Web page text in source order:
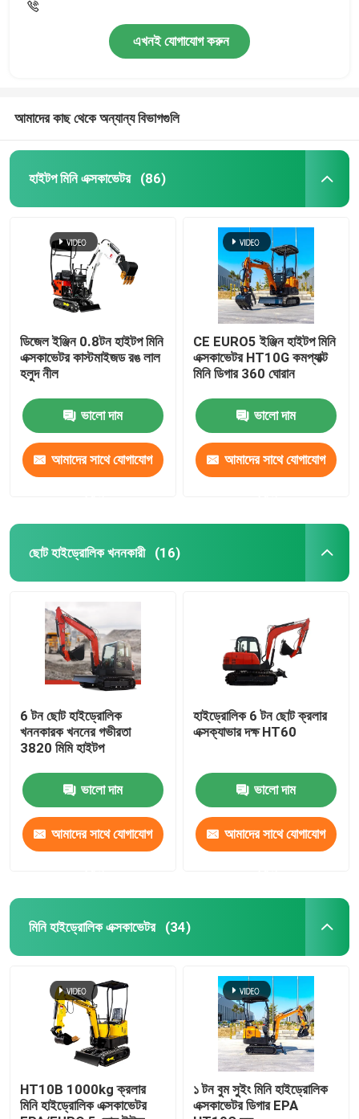
আমাদের সম্পর্কে
এখনই যোগাযোগ করুন
আমাদের কাছ থেকে অন্যান্য বিভাগগুলি
হাইটপ মিনি এক্সকাভেটর (86)
ডিজেল ইঞ্জিন 0.8টন হাইটপ মিনি
এক্সকাভেটর কাস্টমাইজড রঙ লাল
হলুদ নীল
ভালো দাম
আমাদের সাথে যোগাযোগ
CE EURO5 ইঞ্জিন হাইটপ মিনি
এক্সকাভেটর HT10G কমপ্যাক্ট
মিনি ডিগার 360 ঘোরান
ভালো দাম
আমাদের সাথে যোগাযোগ
ছোট হাইড্রোলিক খননকারী (16)
6 টন ছোট হাইড্রোলিক
খননকারক খননের গভীরতা
3820 মিমি হাইটপ
ভালো দাম
আমাদের সাথে যোগাযোগ
হাইড্রোলিক 6 টন ছোট ক্রলার
এক্সক্যাভার দক্ষ HT60
ভালো দাম
আমাদের সাথে যোগাযোগ
মিনি হাইড্রোলিক এক্সকাভেটর (34)
HT10B 1000kg ক্রলার
মিনি হাইড্রোলিক এক্সকাভেটর
১ টন বুম সুইং মিনি হাইড্রোলিক
এক্সকাভেটর ডিগার EPA